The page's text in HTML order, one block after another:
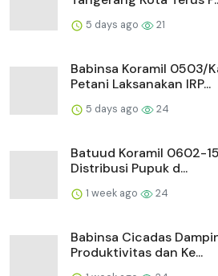
5 days ago 21
Babinsa Koramil 0503/
Petani Laksanakan IRP...
5 days ago 24
Batuud Koramil 0602-
Distribusi Pupuk d...
1 week ago 24
Babinsa Cicadas
Produktivitas dan Ke...